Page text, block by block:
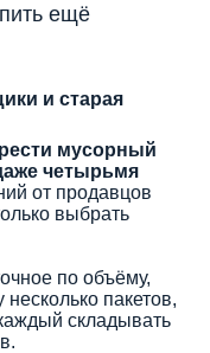
ещё
и старая
мусорный
четырьмя
от продавцов
выбрать
по объёму,
пакетов,
складывать